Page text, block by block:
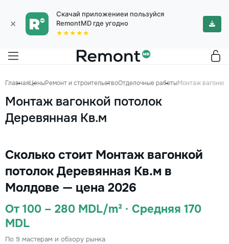
×
Скачай приложениеи пользуйся
RemontMD где угодно
★★★★★
ГлавнаяЦеныРемонт и строительствоОтделочные работыМонтаж
Монтаж вагонкой потолок
Деревянная Кв.м
Сколько стоит Монтаж вагонкой
потолок Деревянная Кв.м в
Молдове — цена 2026
От 100 – 280 MDL/m² · Средняя 170
MDL
По 9 мастерам и обзору рынка